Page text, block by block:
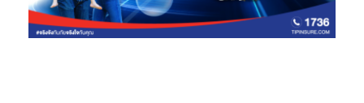
รวมถึงช่องทางประชาสัมพันธ์ของแต่ละโรงเรียนและจังหวัดที่เข้าร่วม
โครงการ